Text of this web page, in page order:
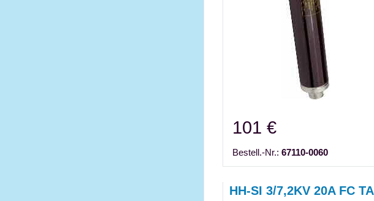
101 €
Bestell.-Nr.: 67110-0060
HH-SI 3/7,2KV 20A FC TA